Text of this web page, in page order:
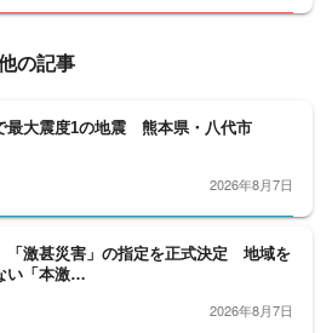
の記事
最大震度1の地震 熊本県・八代市
2026年8月7日
「激甚災害」の指定を正式決定 地域を
い「本激…
2026年8月7日